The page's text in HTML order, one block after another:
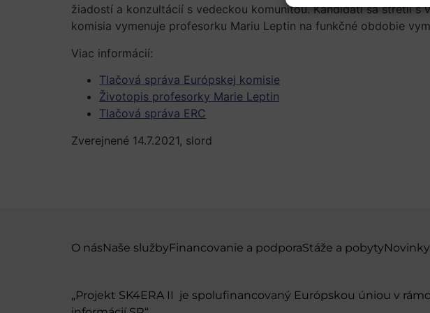
žiadostí a konzultácií s vedeckou komunitou. Kandidáti sa stretli
komisia vymenuje profesorku Mariu Leptin na funkčné obdobie
Viac informácií:
Tlačová správa Európskej komisie
Životopis profesorky Marie Leptin
Tlačová správa ERC
Zverejnené 14.7.2021, slord
O násNaše službyFinancovanie a podporaStáže a pobytyNovinky
„Projekt SK4ERA II je spolufinancovaný Európskou úniou v